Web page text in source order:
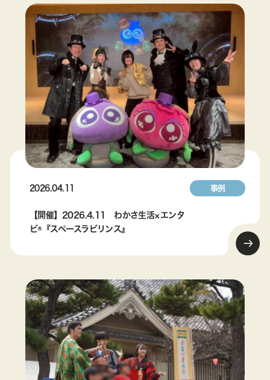
2026.04.11 事例
【開催】2026.4.11 わかさ生活×エンタ
ビ®『スペースラビリンス』